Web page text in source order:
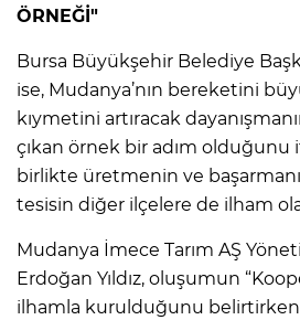
ÖRNEĞİ"
Bursa Büyükşehir Belediye
ise, Mudanya’nın bereketini
kıymetini artıracak
çıkan örnek bir adım olduğunu
birlikte üretmenin ve
tesisin diğer ilçelere de ilham
Mudanya İmece Tarım AŞ
Erdoğan Yıldız, oluşumun
ilhamla kurulduğunu